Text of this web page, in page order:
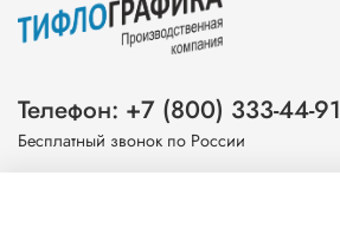
Телефон: +7 (800) 333-44-91
Бесплатный звонок по России